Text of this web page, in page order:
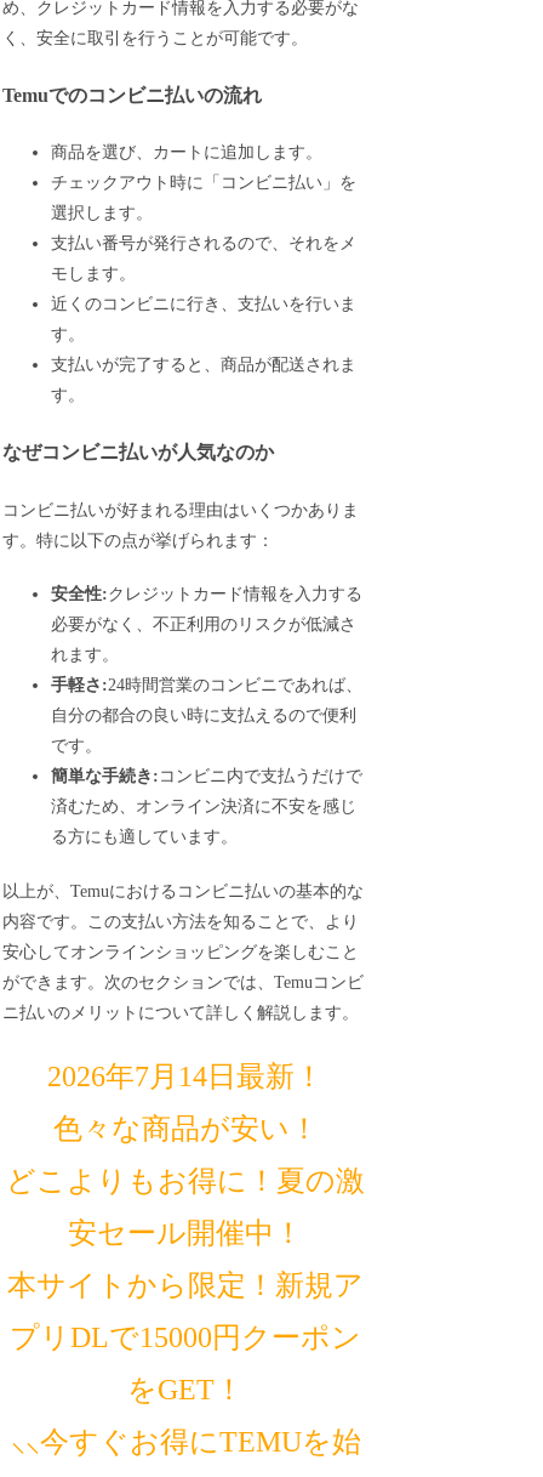
め、クレジットカード情報を入力する必要がな
く、安全に取引を行うことが可能です。
Temuでのコンビニ払いの流れ
商品を選び、カートに追加します。
チェックアウト時に「コンビニ払い」を
選択します。
支払い番号が発行されるので、それをメ
モします。
近くのコンビニに行き、支払いを行いま
す。
支払いが完了すると、商品が配送されま
す。
なぜコンビニ払いが人気なのか
コンビニ払いが好まれる理由はいくつかありま
す。特に以下の点が挙げられます：
安全性:クレジットカード情報を入力する
必要がなく、不正利用のリスクが低減さ
れます。
手軽さ:24時間営業のコンビニであれば、
自分の都合の良い時に支払えるので便利
です。
簡単な手続き: コンビニ内で支払うだけで
済むため、オンライン決済に不安を感じ
る方にも適しています。
以上が、Temuにおけるコンビニ払いの基本的な
内容です。この支払い方法を知ることで、より
安心してオンラインショッピングを楽しむこと
ができます。次のセクションでは、Temuコンビ
ニ払いのメリットについて詳しく解説します。
2026年7月14日最新！
色々な商品が安い！
どこよりもお得に！夏の激
安セール開催中！
本サイトから限定！新規ア
プリDLで15000円クーポン
をGET！
⸜⸜今すぐお得にTEMUを始